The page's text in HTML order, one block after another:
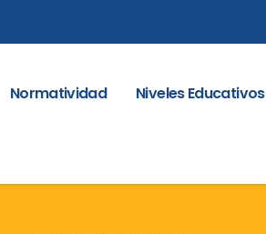
Normatividad Niveles Educativos